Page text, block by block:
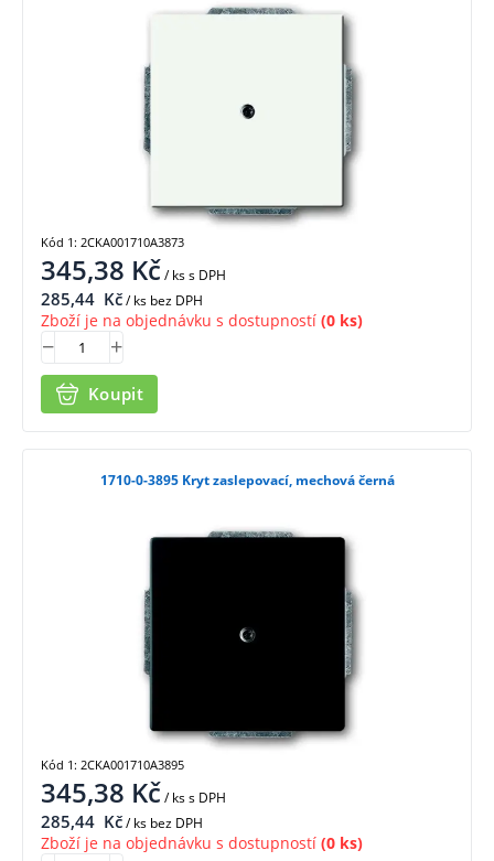
345,38 Kč/ kss DPH
285,44 Kč/ ks bez DPH
Zboží je na objednávku s dostupností (0 ks)
Koupit
Kód 1: 2CKA001710A3873
1710-0-3895 Kryt zaslepovací, mechová černá
345,38 Kč/ kss DPH
285,44 Kč/ ks bez DPH
Zboží je na objednávku s dostupností (0 ks)
Kód 1: 2CKA001710A3895